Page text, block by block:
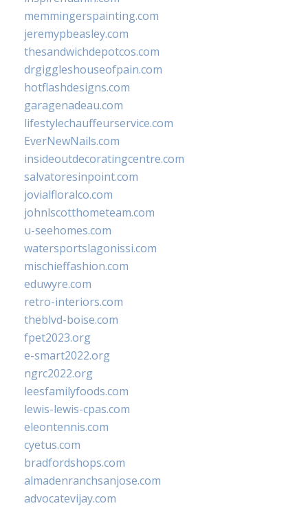
memmingerspainting.com
jeremypbeasley.com
thesandwichdepotcos.com
drgiggleshouseofpain.com
hotflashdesigns.com
garagenadeau.com
lifestylechauffeurservice.com
EverNewNails.com
insideoutdecoratingcentre.com
salvatoresinpoint.com
jovialfloralco.com
johnlscotthometeam.com
u-seehomes.com
watersportslagonissi.com
mischieffashion.com
eduwyre.com
retro-interiors.com
theblvd-boise.com
fpet2023.org
e-smart2022.org
ngrc2022.org
leesfamilyfoods.com
lewis-lewis-cpas.com
eleontennis.com
cyetus.com
bradfordshops.com
almadenranchsanjose.com
advocatevijay.com